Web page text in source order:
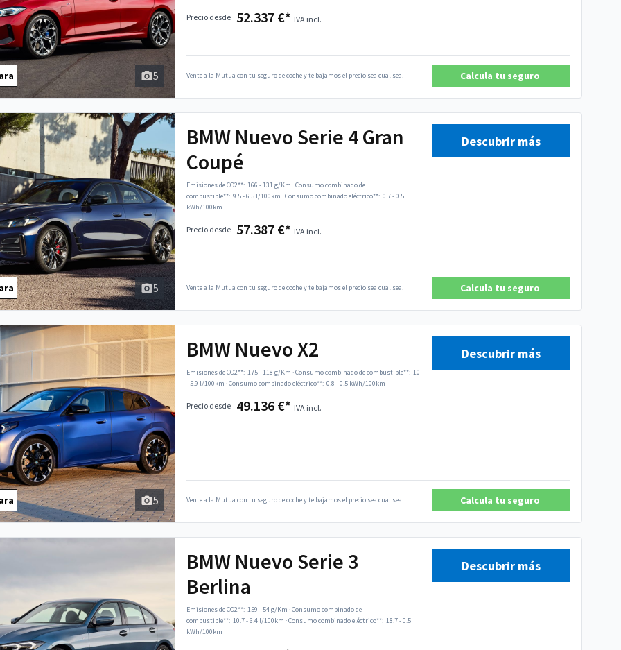
5
Precio desde 52.337 €* IVA incl.
Vente a la Mutua con tu seguro de coche y te bajamos el precio sea cual sea. Calcula tu seguro
5
BMW Nuevo Serie 4 Gran
Coupé
Emisiones de CO2**: 166 - 131 g/Km ·Consumo combinado de
combustible**: 9.5 - 6.5 l/100km ·Consumo combinado eléctrico**: 0.7 - 0.5
kWh/100km
Precio desde 57.387 €* IVA incl.
Descubrir más
Vente a la Mutua con tu seguro de coche y te bajamos el precio sea cual sea. Calcula tu seguro
5
BMW Nuevo X2
Emisiones de CO2**: 175 - 118 g/Km ·Consumo combinado de combustible**: 10
- 5.9 l/100km ·Consumo combinado eléctrico**: 0.8 - 0.5 kWh/100km
Precio desde 49.136 €* IVA incl.
Descubrir más
Vente a la Mutua con tu seguro de coche y te bajamos el precio sea cual sea. Calcula tu seguro
BMW Nuevo Serie 3
Berlina
Emisiones de CO2**: 159 - 54 g/Km ·Consumo combinado de
combustible**: 10.7 - 6.4 l/100km ·Consumo combinado eléctrico**: 18.7 - 0.5
kWh/100km
Descubrir más